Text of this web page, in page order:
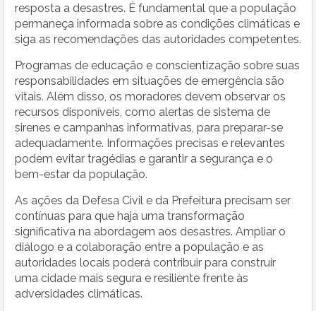
resposta a desastres. É fundamental que a população
permaneça informada sobre as condições climáticas e
siga as recomendações das autoridades competentes.
Programas de educação e conscientização sobre suas
responsabilidades em situações de emergência são
vitais. Além disso, os moradores devem observar os
recursos disponíveis, como alertas de sistema de
sirenes e campanhas informativas, para preparar-se
adequadamente. Informações precisas e relevantes
podem evitar tragédias e garantir a segurança e o
bem-estar da população.
As ações da Defesa Civil e da Prefeitura precisam ser
contínuas para que haja uma transformação
significativa na abordagem aos desastres. Ampliar o
diálogo e a colaboração entre a população e as
autoridades locais poderá contribuir para construir
uma cidade mais segura e resiliente frente às
adversidades climáticas.